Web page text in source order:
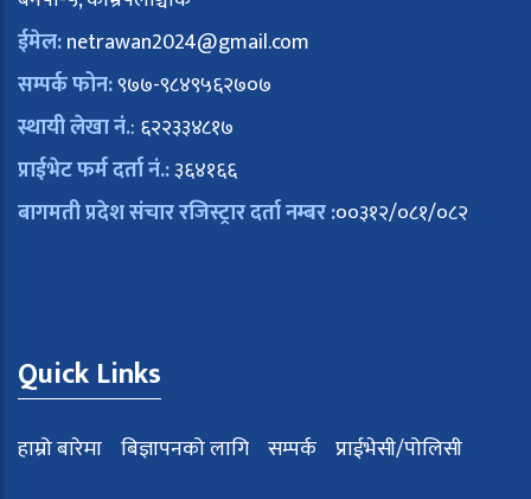
ईमेल:netrawan2024@gmail.com
सम्पर्क फोन:९७७-९८४९५६२७०७
स्थायी लेखा नं.: ६२२३३४८१७
प्राईभेट फर्म दर्ता नं.:३६४१६६
बागमती प्रदेश संचार रजिस्ट्रार दर्ता नम्बर :००३१२/०८१/०८२
Quick Links
हाम्रो बारेमा बिज्ञापनको लागि सम्पर्क प्राईभेसी/पोलिसी